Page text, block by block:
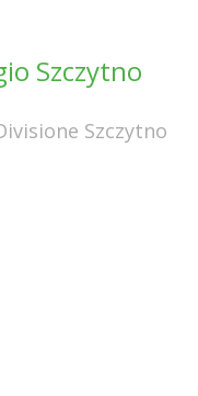
Szczytno
Szczytno